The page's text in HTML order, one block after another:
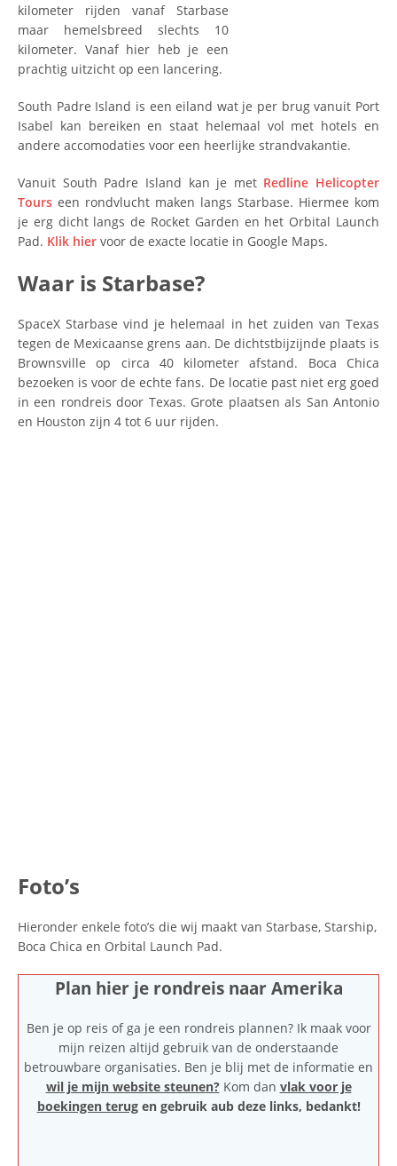
kilometer rijden vanaf Starbase
maar hemelsbreed slechts 10
kilometer. Vanaf hier heb je een
prachtig uitzicht op een lancering.
South Padre Island is een eiland wat je per brug vanuit Port
Isabel kan bereiken en staat helemaal vol met hotels en
andere accomodaties voor een heerlijke strandvakantie.
Vanuit South Padre Island kan je met Redline Helicopter
Tours een rondvlucht maken langs Starbase. Hiermee kom
je erg dicht langs de Rocket Garden en het Orbital Launch
Pad. Klik hier voor de exacte locatie in Google Maps.
Waar is Starbase?
SpaceX Starbase vind je helemaal in het zuiden van Texas
tegen de Mexicaanse grens aan. De dichtstbijzijnde plaats is
Brownsville op circa 40 kilometer afstand. Boca Chica
bezoeken is voor de echte fans. De locatie past niet erg goed
in een rondreis door Texas. Grote plaatsen als San Antonio
en Houston zijn 4 tot 6 uur rijden.
Foto’s
Hieronder enkele foto’s die wij maakt van Starbase, Starship,
Boca Chica en Orbital Launch Pad.
Plan hier je rondreis naar Amerika
Ben je op reis of ga je een rondreis plannen? Ik maak voor
mijn reizen altijd gebruik van de onderstaande
betrouwbare organisaties. Ben je blij met de informatie en
wil je mijn website steunen?Kom dan vlak voor je
boekingen terugen gebruik aub deze links, bedankt!